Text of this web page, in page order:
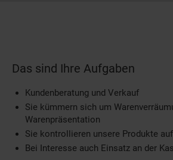
Das sind Ihre Aufgaben
Kundenberatung und Verkauf
Sie kümmern sich um
Warenpräsentation
Sie kontrollieren unsere Produkte
Bei Interesse auch Einsatz an der